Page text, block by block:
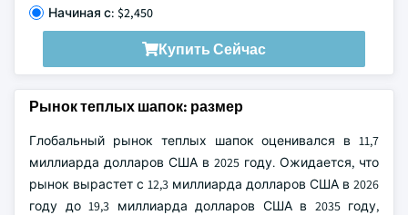
Начиная с: $2,450
Купить Сейчас
Рынок теплых шапок: размер
Глобальный рынок теплых шапок оценивался в 11,7
миллиарда долларов США в 2025 году. Ожидается, что
рынок вырастет с 12,3 миллиарда долларов США в 2026
году до 19,3 миллиарда долларов США в 2035 году,